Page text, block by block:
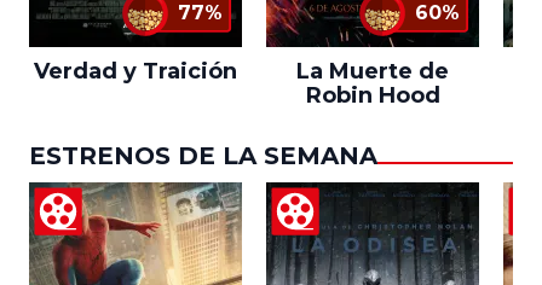
77%
Verdad y Traición
60%
La Muerte de
Robin Hood
ESTRENOS DE LA SEMANA